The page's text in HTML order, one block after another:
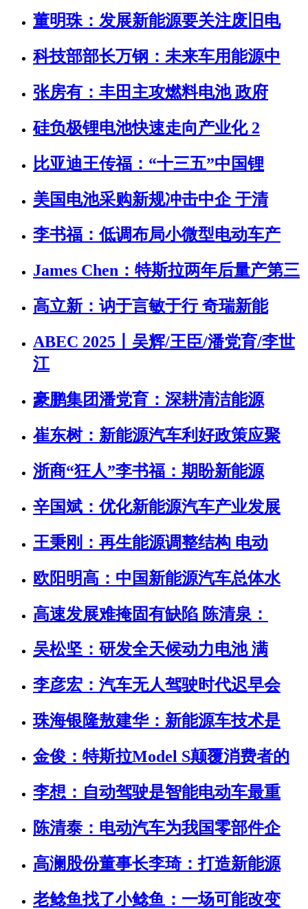
董明珠：发展新能源要关注废旧电
科技部部长万钢：未来车用能源中
张房有：丰田主攻燃料电池 政府
硅负极锂电池快速走向产业化 2
比亚迪王传福：“十三五”中国锂
美国电池采购新规冲击中企 于清
李书福：低调布局小微型电动车产
James Chen：特斯拉两年后量产第三
高立新：讷于言敏于行 奇瑞新能
ABEC 2025丨吴辉/王臣/潘党育/李世
江
豪鹏集团潘党育：深耕清洁能源
崔东树：新能源汽车利好政策应聚
浙商“狂人”李书福：期盼新能源
辛国斌：优化新能源汽车产业发展
王秉刚：再生能源调整结构 电动
欧阳明高：中国新能源汽车总体水
高速发展难掩固有缺陷 陈清泉：
吴松坚：研发全天候动力电池 满
李彦宏：汽车无人驾驶时代迟早会
珠海银隆敖建华：新能源车技术是
金俊：特斯拉Model S颠覆消费者的
李想：自动驾驶是智能电动车最重
陈清泰：电动汽车为我国零部件企
高澜股份董事长李琦：打造新能源
老鲶鱼找了小鲶鱼：一场可能改变